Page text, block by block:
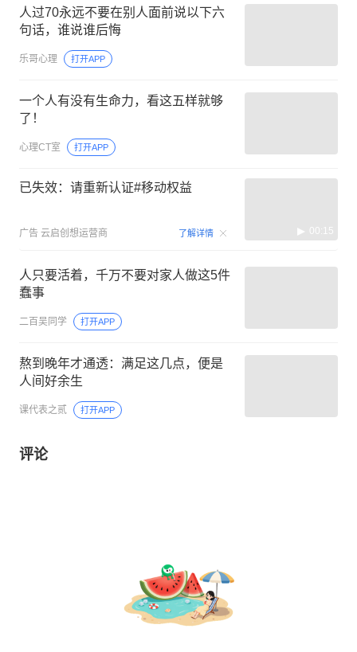
人过70永远不要在别人面前说以下六
句话，谁说谁后悔
乐哥心理 打开APP
一个人有没有生命力，看这五样就够
了！
心理CT室 打开APP
已失效：请重新认证#移动权益
广告 云启创想运营商 了解详情 00:15
人只要活着，千万不要对家人做这5件
蠢事
二百吴同学 打开APP
熬到晚年才通透：满足这几点，便是
人间好余生
课代表之贰 打开APP
评论